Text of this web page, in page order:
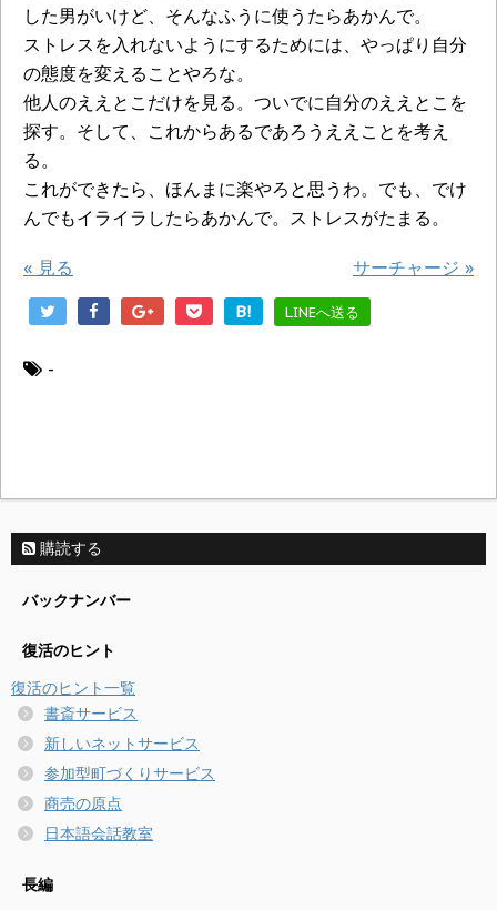
した男がいけど、そんなふうに使うたらあかんで。
ストレスを入れないようにするためには、やっぱり自分
の態度を変えることやろな。
他人のええとこだけを見る。ついでに自分のええとこを
探す。そして、これからあるであろうええことを考え
る。
これができたら、ほんまに楽やろと思うわ。でも、でけ
んでもイライラしたらあかんで。ストレスがたまる。
« 見る サーチャージ »
B! LINEへ送る
-
購読する
バックナンバー
復活のヒント
復活のヒント一覧
書斎サービス
新しいネットサービス
参加型町づくりサービス
商売の原点
日本語会話教室
長編